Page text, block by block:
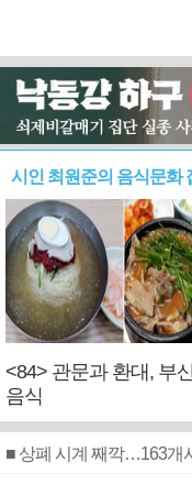
시인 최원준의 음식문화
<84> 관문과 환대, 부
음식
■ 상폐 시계 째깍…163개